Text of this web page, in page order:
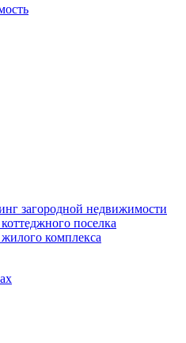
загородной недвижимости
поселка
комплекса